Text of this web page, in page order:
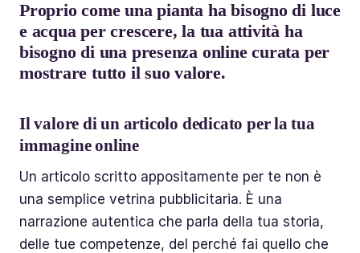
Proprio come una pianta ha bisogno di luce
e acqua per crescere, la tua attività ha
bisogno di una presenza online curata per
mostrare tutto il suo valore.
Il valore di un articolo dedicato per la tua
immagine online
Un articolo scritto appositamente per te non è
una semplice vetrina pubblicitaria. È una
narrazione autentica che parla della tua storia,
delle tue competenze, del perché fai quello che